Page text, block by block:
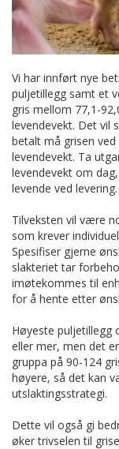
Vi har innført nye
puljetillegg samt et
gris mellom 77,1-
levendevekt. Det vil
betalt må grisen
levendevekt. Ta
levendevekt om
levende ved levering.
Tilveksten vil være
som krever
Spesifiser gjerne
slakteriet tar
imøtekommes til
for å hente etter
Høyeste puljetillegg
eller mer, men det
gruppa på 90-124
høyere, så det kan
utslaktingsstrategi.
Dette vil også gi
øker trivselen til